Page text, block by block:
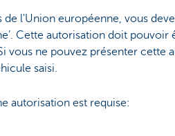
l'Union européenne, vous
Cette autorisation doit
vous ne pouvez présenter cette
saisi.
autorisation est requise: